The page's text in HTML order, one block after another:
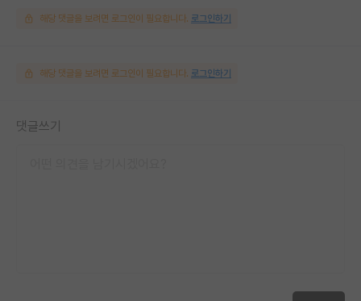
해당 댓글을 보려면 로그인이 필요합니다. 로그인하기
해당 댓글을 보려면 로그인이 필요합니다. 로그인하기
댓글쓰기